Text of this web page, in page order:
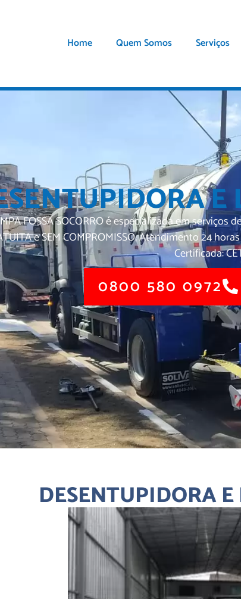
Home Quem Somos Serviços
E
FOSSA SOCORRO é especializada em
e SEM COMPROMISSO. Atendimento 24
Certificada:
0800 580 0972
DESENTUPIDORA